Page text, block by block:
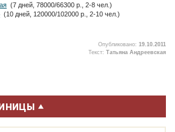
(7 дней, 78000/66300 р., 2-8 чел.)
(10 дней, 120000/102000 р., 2-10 чел.)
Опубликовано: 19.10.2011
Текст: Татьяна Андреевская